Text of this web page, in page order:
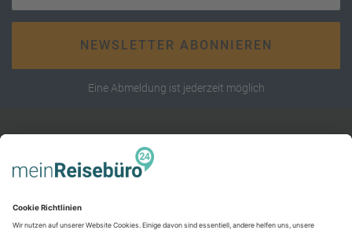
NEWSLETTER ABONNIEREN
Eine Abmeldung ist jederzeit möglich
RECHTLICHES